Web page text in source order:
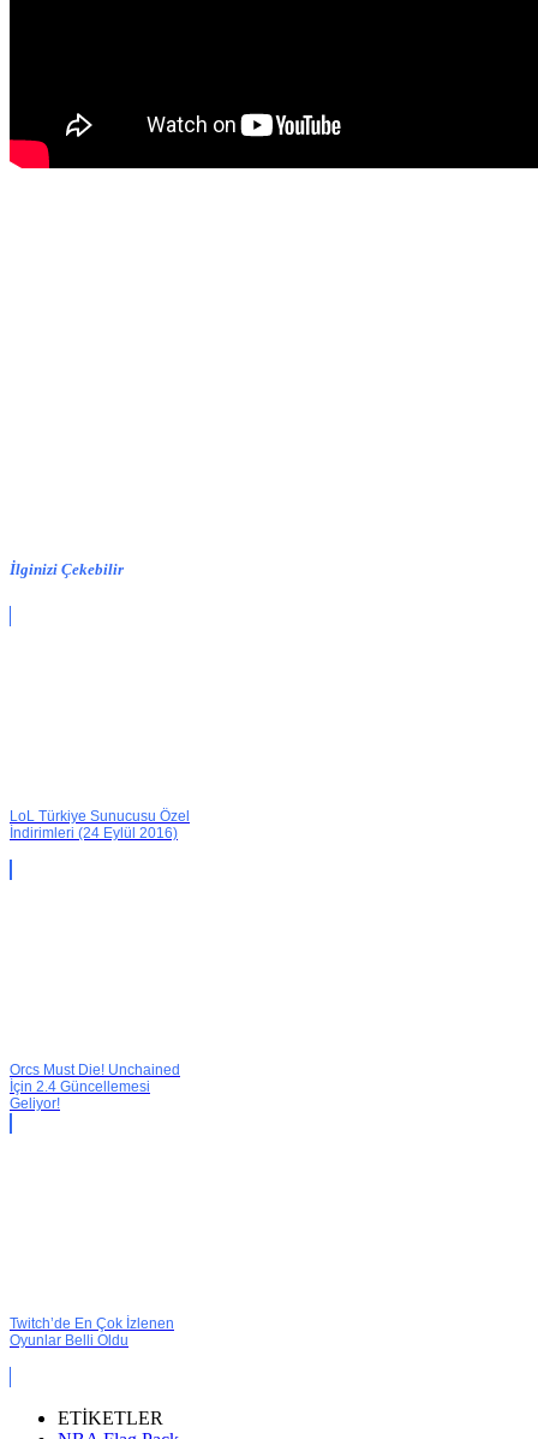
İlginizi Çekebilir
LoL Türkiye Sunucusu Özel
İndirimleri (24 Eylül 2016)
Orcs Must Die! Unchained
İçin 2.4 Güncellemesi
Geliyor!
Twitch’de En Çok İzlenen
Oyunlar Belli Oldu
ETİKETLER